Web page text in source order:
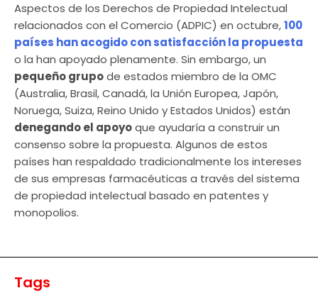
Aspectos de los Derechos de Propiedad Intelectual
relacionados con el Comercio (ADPIC) en octubre,100
países han acogido con satisfacción la propuesta
o la han apoyado plenamente. Sin embargo, un
pequeño grupode estados miembro de la OMC
(Australia, Brasil, Canadá, la Unión Europea, Japón,
Noruega, Suiza, Reino Unido y Estados Unidos) están
denegando el apoyoque ayudaría a construir un
consenso sobre la propuesta. Algunos de estos
países han respaldado tradicionalmente los intereses
de sus empresas farmacéuticas a través del sistema
de propiedad intelectual basado en patentes y
monopolios.
Tags